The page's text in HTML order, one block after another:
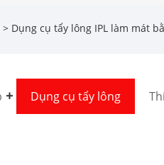
> Dụng cụ tẩy lông IPL làm mát
Dụng cụ tẩy lông